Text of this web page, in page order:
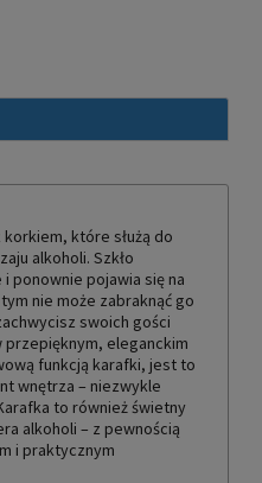
które służą do
alkoholi. Szkło
ponownie pojawia się na
nie może zabraknąć go
swoich gości
przepięknym, eleganckim
funkcją karafki, jest to
wnętrza – niezwykle
to również świetny
alkoholi – z pewnością
i praktycznym